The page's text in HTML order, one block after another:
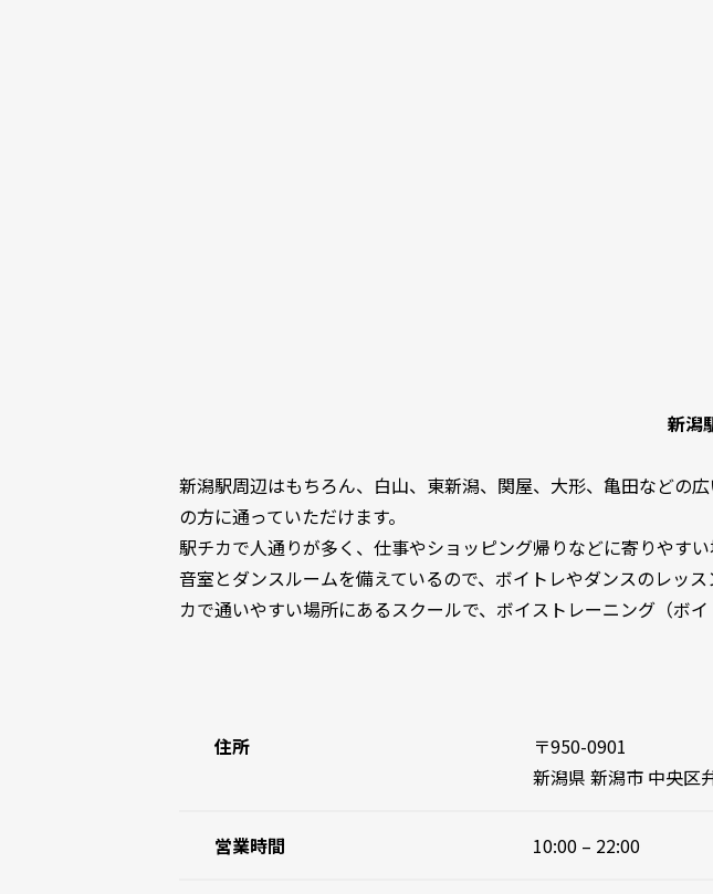
新潟
新潟駅周辺はもちろん、白山、東新潟、関屋、大形、亀田などの
の方に通っていただけます。
駅チカで人通りが多く、仕事やショッピング帰りなどに寄りやす
音室とダンスルームを備えているので、ボイトレやダンスのレッ
カで通いやすい場所にあるスクールで、ボイストレーニング（ボ
住所
〒950-0901
新潟県 新潟市 中央区
営業時間 10:00 – 22:00